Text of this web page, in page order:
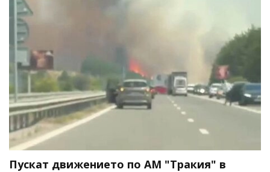
Пускат движението по АМ "Тракия" в